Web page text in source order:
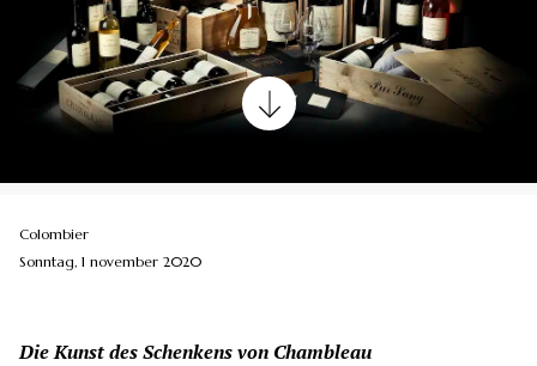
Colombier
Sonntag, 1 november 2020
Die Kunst des Schenkens von Chambleau